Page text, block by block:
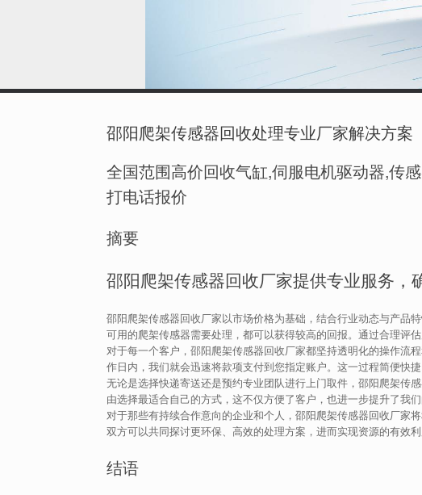
邵阳爬架传感器回收处理专业厂家解决方案
全国范围高价回收气缸,伺服电机驱动器,传
打电话报价
摘要
邵阳爬架传感器回收厂家提供专业服务，
邵阳爬架传感器回收厂家以市场价格为基础，结合行业动态与产品
可用的爬架传感器需要处理，都可以获得较高的回报。通过合理评
对于每一个客户，邵阳爬架传感器回收厂家都坚持透明化的操作流
作日内，我们就会迅速将款项支付到您指定账户。这一过程简便快
无论是选择快递寄送还是预约专业团队进行上门取件，邵阳爬架传
由选择最适合自己的方式，这不仅方便了客户，也进一步提升了我们
对于那些有持续合作意向的企业和个人，邵阳爬架传感器回收厂家
双方可以共同探讨更环保、高效的处理方案，进而实现资源的有效利
结语